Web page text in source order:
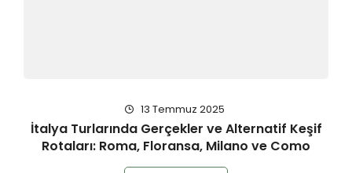
13 Temmuz 2025
İtalya Turlarında Gerçekler ve Alternatif Keşif
Rotaları: Roma, Floransa, Milano ve Como